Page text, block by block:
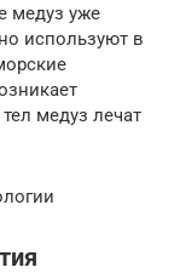
медуз уже
используют в
медуз лечат